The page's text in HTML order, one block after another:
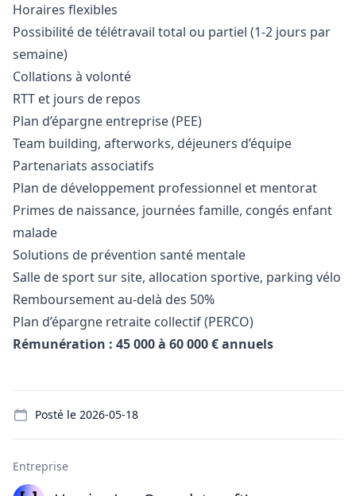
Horaires flexibles
Possibilité de télétravail total ou partiel (1-2 jours par
semaine)
Collations à volonté
RTT et jours de repos
Plan d’épargne entreprise (PEE)
Team building, afterworks, déjeuners d’équipe
Partenariats associatifs
Plan de développement professionnel et mentorat
Primes de naissance, journées famille, congés enfant
malade
Solutions de prévention santé mentale
Salle de sport sur site, allocation sportive, parking vélo
Remboursement au-delà des 50%
Plan d’épargne retraite collectif (PERCO)
Rémunération : 45 000 à 60 000 € annuels
Posté le 2026-05-18
Entreprise